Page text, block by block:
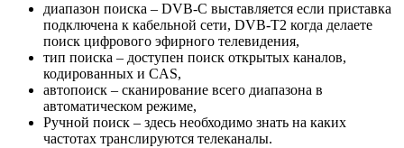
диапазон поиска – DVB-C выставляется если приставка
подключена к кабельной сети, DVB-T2 когда делаете
поиск цифрового эфирного телевидения,
тип поиска – доступен поиск открытых каналов,
кодированных и CAS,
автопоиск – сканирование всего диапазона в
автоматическом режиме,
Ручной поиск – здесь необходимо знать на каких
частотах транслируются телеканалы.